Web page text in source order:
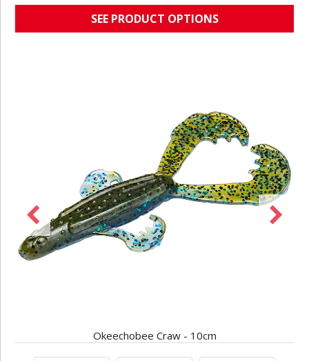
SEE PRODUCT OPTIONS
Okeechobee Craw - 10cm